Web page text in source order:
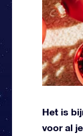
Het is
voor al